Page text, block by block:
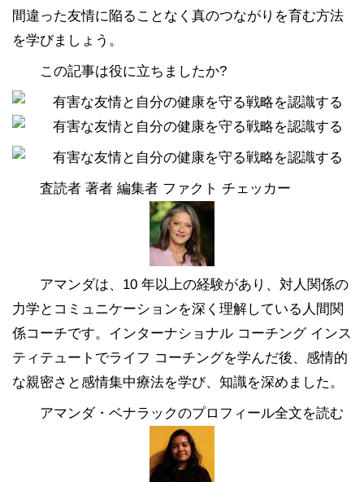
間違った友情に陥ることなく真のつながりを育む方法
を学びましょう。
この記事は役に立ちましたか?
査読者 著者 編集者 ファクト チェッカー
アマンダは、10 年以上の経験があり、対人関係の
力学とコミュニケーションを深く理解している人間関
係コーチです。インターナショナル コーチング インス
ティテュートでライフ コーチングを学んだ後、感情的
な親密さと感情集中療法を学び、知識を深めました。
アマンダ・ベナラックのプロフィール全文を読む